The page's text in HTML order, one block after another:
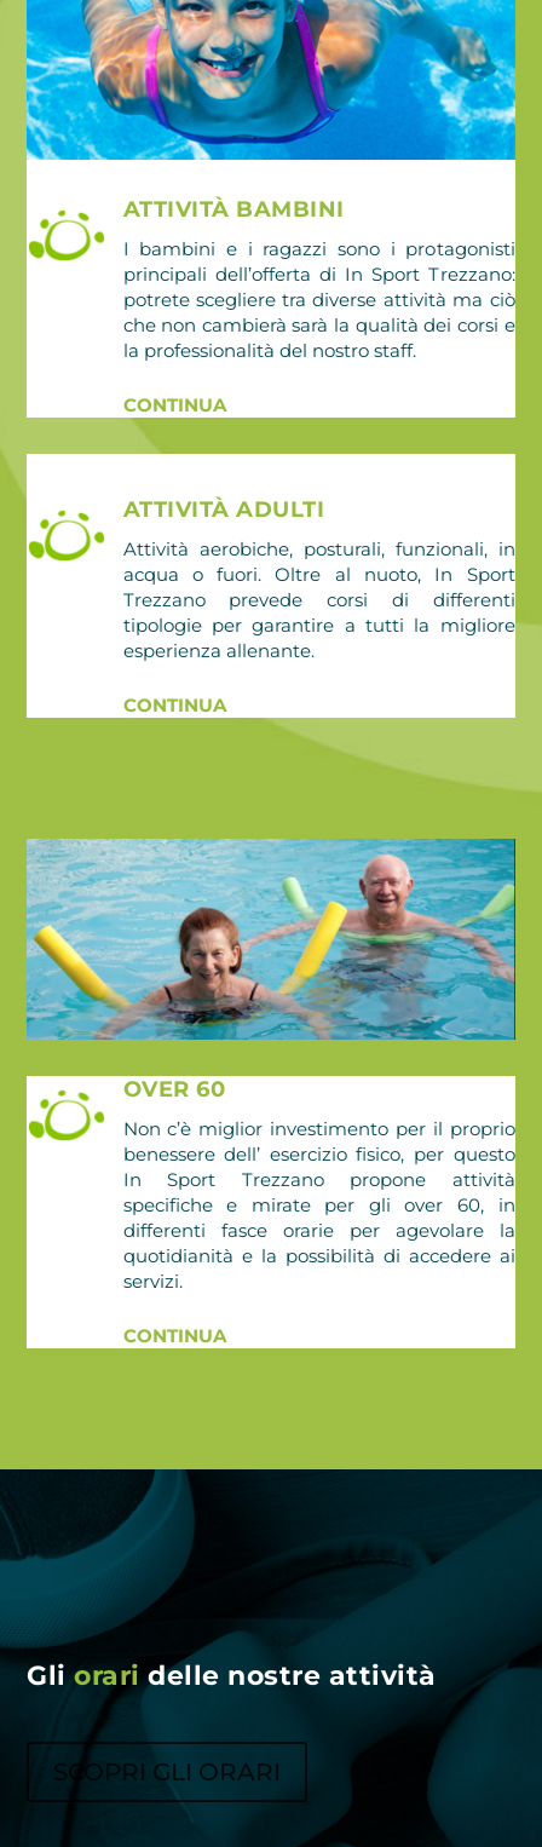
ATTIVITÀ BAMBINI
I bambini e i ragazzi sono i protagonisti
principali dell’offerta di In Sport Trezzano:
potrete scegliere tra diverse attività ma ciò
che non cambierà sarà la qualità dei corsi e
la professionalità del nostro staff.
CONTINUA
ATTIVITÀ ADULTI
Attività aerobiche, posturali, funzionali, in
acqua o fuori. Oltre al nuoto, In Sport
Trezzano prevede corsi di differenti
tipologie per garantire a tutti la migliore
esperienza allenante.
CONTINUA
OVER 60
Non c’è miglior investimento per il proprio
benessere dell’ esercizio fisico, per questo
In Sport Trezzano propone attività
specifiche e mirate per gli over 60, in
differenti fasce orarie per agevolare la
quotidianità e la possibilità di accedere ai
servizi.
CONTINUA
Gliorari delle nostre attività
SCOPRI GLI ORARI